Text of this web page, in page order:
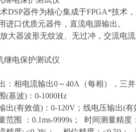
DSP器件为核心集成于FPGA*技术
口优质元器件，直流电源输出。
大器波形无纹波、无过冲，交流电
继电保护测试仪
：相电流输出0～40A（每相），三
(基波)：0-1000Hz
出(有效值)：0-120V；线电压输出(有
范围 ：0.1ms-9999s； 时间测量精度